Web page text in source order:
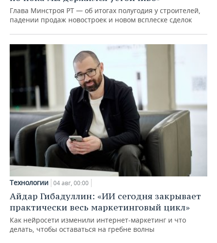
Глава Минстроя РТ — об итогах полугодия у строителей,
падении продаж новостроек и новом всплеске сделок
Технологии 04 авг, 00:00
Айдар Гибадуллин: «ИИ сегодня закрывает
практически весь маркетинговый цикл»
Как нейросети изменили интернет-маркетинг и что
делать, чтобы оставаться на гребне волны